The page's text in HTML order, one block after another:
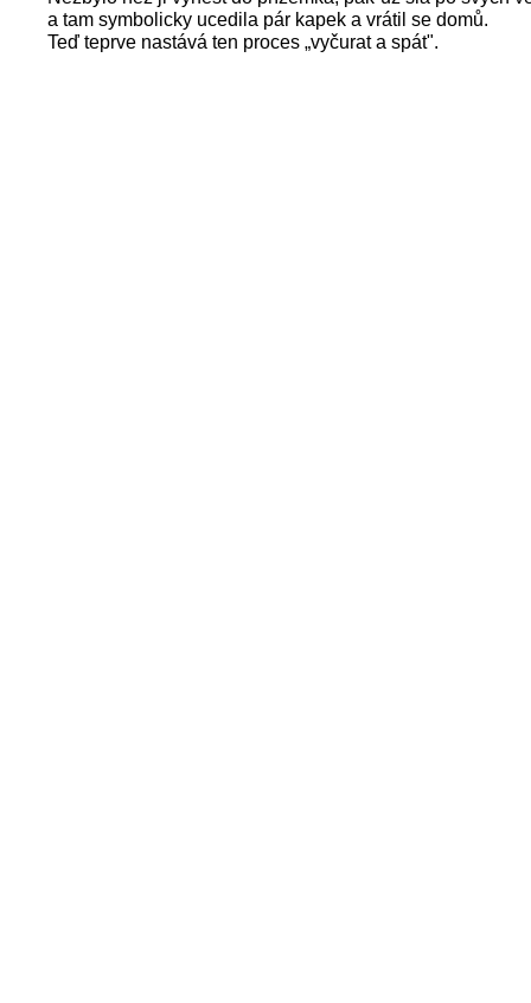
a tam symbolicky ucedila pár kapek a vrátil se domů.
Teď teprve nastává ten proces „vyčurat a spát".